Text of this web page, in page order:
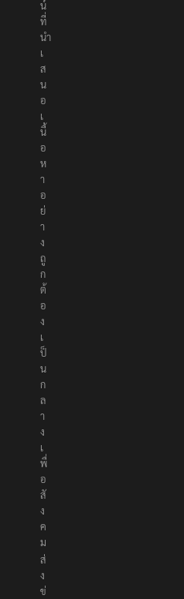
น์
ที่
นำ
เ
ส
น
อ
เ
นื้
อ
ห
า
อ
ย่
า
ง
ถู
ก
ต้
อ
ง
เ
ป็
น
ก
ล
า
ง
เ
พื่
อ
สั
ง
ค
ม
ส่
ง
ข่